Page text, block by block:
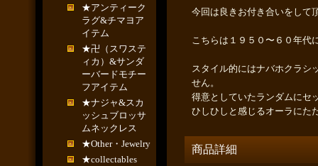
★アンティーク
ラグ&チマヨア
イテム
★卍（スワステ
ィカ）&サンダ
ーバードモチー
フアイテム
★ナジャ&スカ
ッシュブロッサ
ムネックレス
★Other・Jewelry
★collectables
今回は良きお付き合いをして
こちらは１９５０〜６０年代
スタイル的にはナバホクラシ
せん。
得意としていたランダムにセ
ひしひしと感じるオーラにた
商品詳細